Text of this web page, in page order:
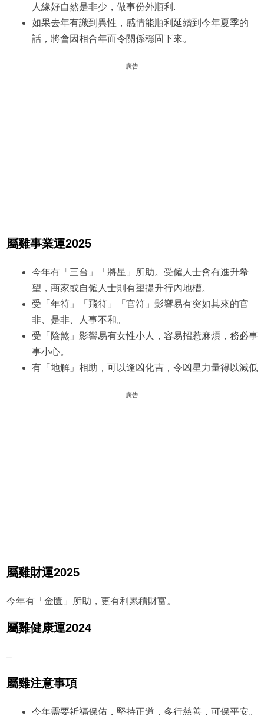
人緣好自然是非少，做事份外順利.
如果去年有識到異性，感情能順利延續到今年夏季的
話，將會因相合年而令關係穩固下來。
廣告
屬雞事業運2025
今年有「三台」「將星」所助。受僱人士會有進升希
望，商家或自僱人士則有望提升行內地槽。
受「年符」「飛符」「官符」影響易有突如其來的官
非、是非、人事不和。
受「陰煞」影響易有女性小人，容易招惹麻煩，務必事
事小心。
有「地解」相助，可以逢凶化吉，令凶星力量得以減低
廣告
屬雞財運2025
今年有「金匱」所助，更有利累積財富。
屬雞健康運2024
–
屬雞注意事項
今年需要祈福保佑，堅持正道，多行慈善，可保平安。